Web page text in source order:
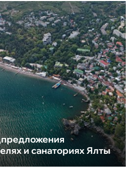
и санаториях Ялты